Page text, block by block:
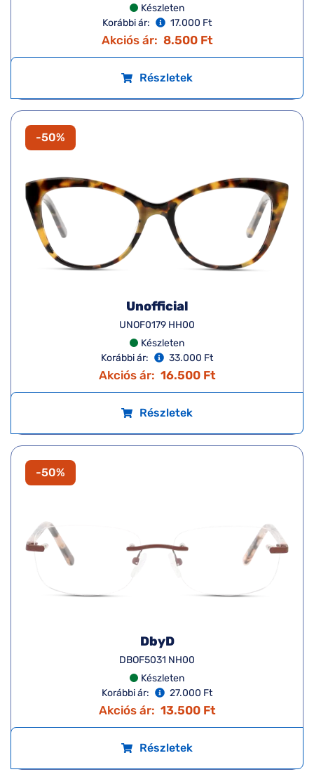
Készleten
Korábbi ár:
17.000 Ft
Akciós ár: 8.500 Ft
Részletek
-50%
Unofficial
UNOF0179 HH00
Készleten
Korábbi ár:
33.000 Ft
Akciós ár: 16.500 Ft
Részletek
-50%
DbyD
DBOF5031 NH00
Készleten
Korábbi ár:
27.000 Ft
Akciós ár: 13.500 Ft
Részletek